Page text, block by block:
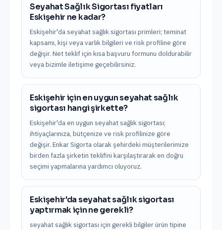
Seyahat Sağlık Sigortası fiyatları
Eskişehir ne kadar?
Eskişehir'da seyahat sağlık sigortası primleri; teminat
kapsamı, kişi veya varlık bilgileri ve risk profiline göre
değişir. Net teklif için kısa başvuru formunu doldurabilir
veya bizimle iletişime geçebilirsiniz.
Eskişehir için en uygun seyahat sağlık
sigortası hangi şirkette?
Eskişehir'da en uygun seyahat sağlık sigortası;
ihtiyaçlarınıza, bütçenize ve risk profilinize göre
değişir. Enkar Sigorta olarak şehirdeki müşterilerimize
birden fazla şirketin teklifini karşılaştırarak en doğru
seçimi yapmalarına yardımcı oluyoruz.
Eskişehir'da seyahat sağlık sigortası
yaptırmak için ne gerekli?
seyahat sağlık sigortası için gerekli bilgiler ürün tipine